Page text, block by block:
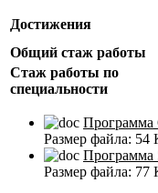
Достижения
Общий стаж работы
Стаж работы по
специальности
Размер файла: 54
Размер файла: 77